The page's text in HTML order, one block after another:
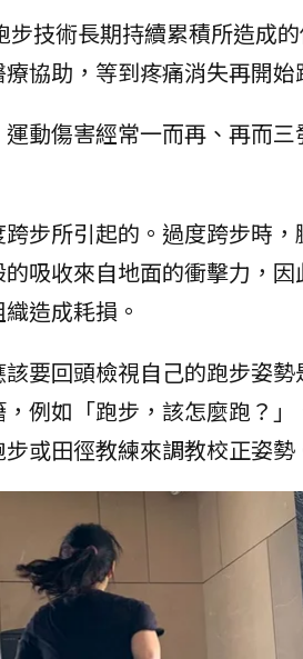
技術長期持續累積所造成
協助，等到疼痛消失再開始
動傷害經常一而再、再而
步所引起的。過度跨步時
吸收來自地面的衝擊力，
造成耗損。
要回頭檢視自己的跑步姿
例如「跑步，該怎麼跑？
或田徑教練來調教校正姿勢